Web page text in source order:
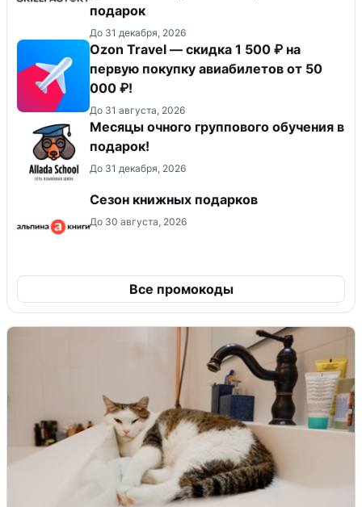
подарок
До 31 декабря, 2026
Ozon Travel — скидка 1 500 ₽ на
первую покупку авиабилетов от 50
000 ₽!
До 31 августа, 2026
Месяцы очного группового обучения в
подарок!
До 31 декабря, 2026
Сезон книжных подарков
До 30 августа, 2026
Все промокоды